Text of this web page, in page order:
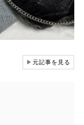
▶元記事を見る